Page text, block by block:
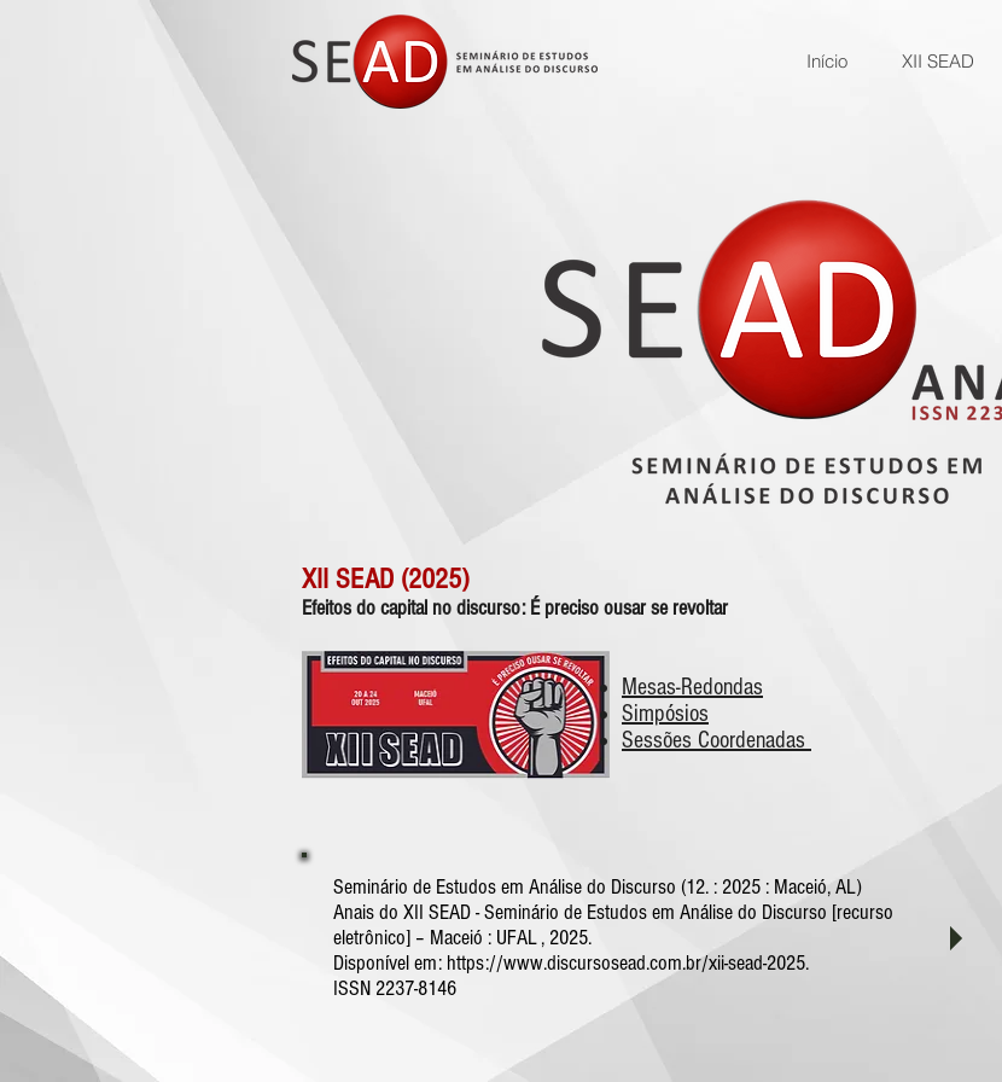
Início XII SEAD
XII SEAD (2025)
Efeitos do capital no discurso: É preciso ousar se revoltar
Mesas-Redondas
Simpósios
Sessões Coordenadas
Seminário de Estudos em Análise do Discurso (12. : 2025 : Maceió, AL)
Anais do XII SEAD - Seminário de Estudos em Análise do Discurso [recurso
eletrônico] – Maceió : UFAL , 2025.
Disponível em: https://www.discursosead.com.br/xii-sead-2025.
ISSN 2237-8146